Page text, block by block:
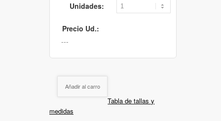
Unidades:
Precio Ud.:
Añadir al carro
Tabla de tallas y
medidas